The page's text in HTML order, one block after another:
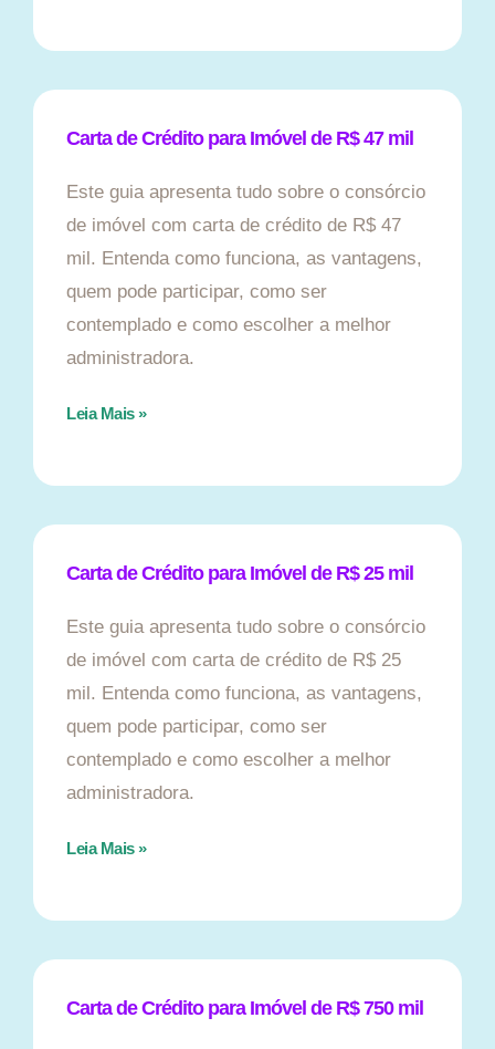
Carta de Crédito para Imóvel de R$ 47 mil
Este guia apresenta tudo sobre o consórcio
de imóvel com carta de crédito de R$ 47
mil. Entenda como funciona, as vantagens,
quem pode participar, como ser
contemplado e como escolher a melhor
administradora.
Leia Mais »
Carta de Crédito para Imóvel de R$ 25 mil
Este guia apresenta tudo sobre o consórcio
de imóvel com carta de crédito de R$ 25
mil. Entenda como funciona, as vantagens,
quem pode participar, como ser
contemplado e como escolher a melhor
administradora.
Leia Mais »
Carta de Crédito para Imóvel de R$ 750 mil